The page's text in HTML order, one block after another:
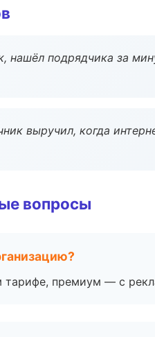
нашёл подрядчика за
выручил, когда
вопросы
тарифе, премиум — с